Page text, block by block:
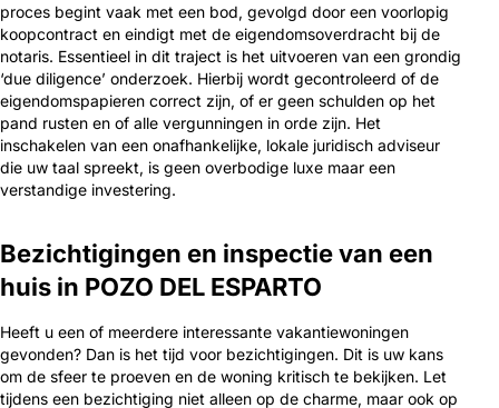
proces begint vaak met een bod, gevolgd door een voorlopig
koopcontract en eindigt met de eigendomsoverdracht bij de
notaris. Essentieel in dit traject is het uitvoeren van een grondig
‘due diligence’ onderzoek. Hierbij wordt gecontroleerd of de
eigendomspapieren correct zijn, of er geen schulden op het
pand rusten en of alle vergunningen in orde zijn. Het
inschakelen van een onafhankelijke, lokale juridisch adviseur
die uw taal spreekt, is geen overbodige luxe maar een
verstandige investering.
Bezichtigingen en inspectie van een
huis in POZO DEL ESPARTO
Heeft u een of meerdere interessante vakantiewoningen
gevonden? Dan is het tijd voor bezichtigingen. Dit is uw kans
om de sfeer te proeven en de woning kritisch te bekijken. Let
tijdens een bezichtiging niet alleen op de charme, maar ook op